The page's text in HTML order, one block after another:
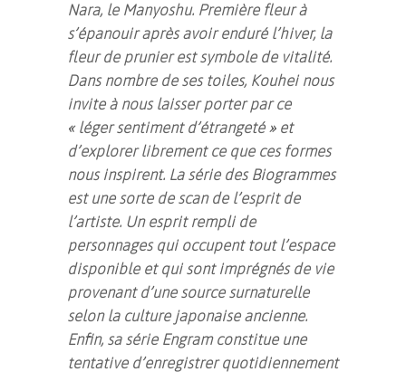
Nara, le Manyoshu. Première fleur à
s’épanouir après avoir enduré l’hiver, la
fleur de prunier est symbole de vitalité.
Dans nombre de ses toiles, Kouhei nous
invite à nous laisser porter par ce
« léger sentiment d’étrangeté » et
d’explorer librement ce que ces formes
nous inspirent. La série des Biogrammes
est une sorte de scan de l’esprit de
l’artiste. Un esprit rempli de
personnages qui occupent tout l’espace
disponible et qui sont imprégnés de vie
provenant d’une source surnaturelle
selon la culture japonaise ancienne.
Enfin, sa série Engram constitue une
tentative d’enregistrer quotidiennement